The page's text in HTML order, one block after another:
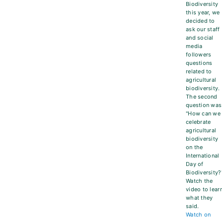
Biodiversity
this year, we
decided to
ask our staff
and social
media
followers
questions
related to
agricultural
biodiversity.
The second
question
"How can we
celebrate
agricultural
biodiversity
on the
International
Day of
Watch the
video to
what they
said.
Watch on